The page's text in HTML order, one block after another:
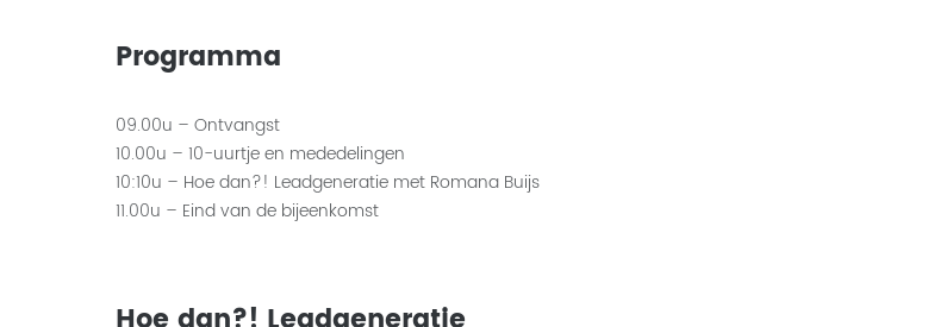
Programma
09.00u – Ontvangst
10.00u – 10-uurtje en mededelingen
10:10u – Hoe dan?! Leadgeneratie met Romana Buijs
11.00u – Eind van de bijeenkomst